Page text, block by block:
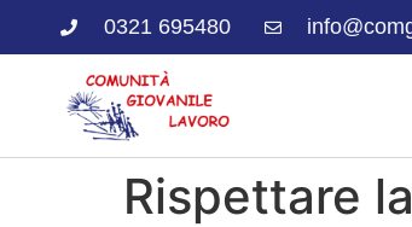
0321 695480
Rispettare